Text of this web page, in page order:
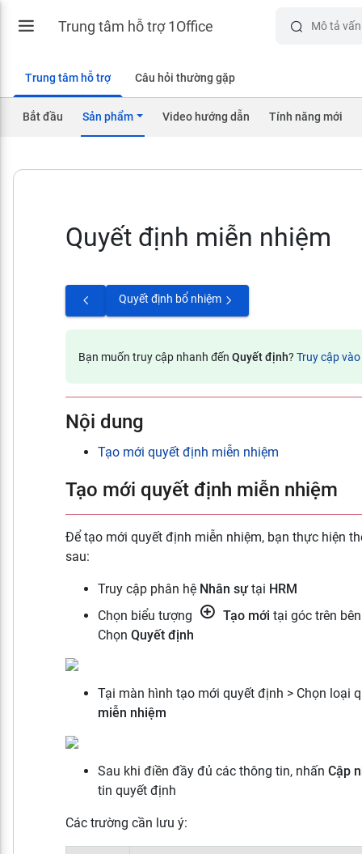
Trung tâm hỗ trợ 1Office
Trung tâm hỗ trợ Câu hỏi thường gặp
Bắt đầu Sản phẩm Video hướng dẫn Tính năng mới
Quyết định miễn nhiệm
Quyết định bổ nhiệm
Bạn muốn truy cập nhanh đến Quyết định? Truy cập
Nội dung
Tạo mới quyết định miễn nhiệm
Tạo mới quyết định miễn nhiệm
Để tạo mới quyết định miễn nhiệm, bạn thực hiện
sau:
Truy cập phân hệ Nhân sựtại HRM
Chọn biểu tượng
Tạo mới tại góc trên
Chọn Quyết định
Tại màn hình tạo mới quyết định > Chọn loại
miễn nhiệm
Sau khi điền đầy đủ các thông tin, nhấn Cập
tin quyết định
Các trường cần lưu ý: